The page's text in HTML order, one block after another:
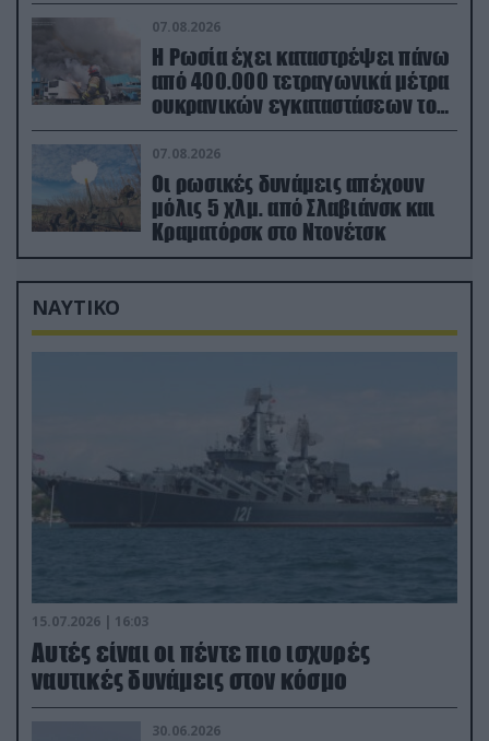
07.08.2026
Η Ρωσία έχει καταστρέψει πάνω
από 400.000 τετραγωνικά μέτρα
ουκρανικών εγκαταστάσεων τον
Ιούλιο
07.08.2026
Οι ρωσικές δυνάμεις απέχουν
μόλις 5 χλμ. από Σλαβιάνσκ και
Κραματόρσκ στο Ντονέτσκ
ΝΑΥΤΙΚΟ
15.07.2026 | 16:03
Aυτές είναι οι πέντε πιο ισχυρές
ναυτικές δυνάμεις στον κόσμο
30.06.2026